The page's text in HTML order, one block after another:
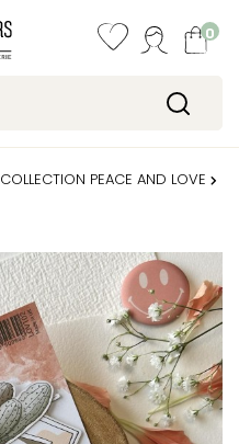
0
COLLECTION PEACE AND LOVE